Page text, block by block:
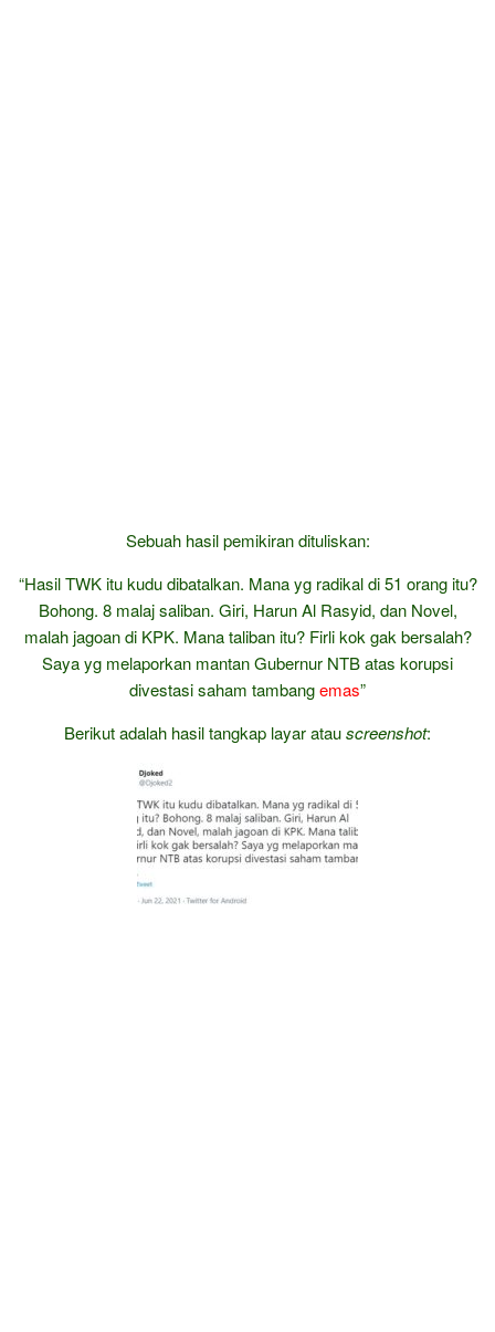
Sebuah hasil pemikiran dituliskan:
“Hasil TWK itu kudu dibatalkan. Mana yg radikal di 51 orang itu?
Bohong. 8 malaj saliban. Giri, Harun Al Rasyid, dan Novel,
malah jagoan di KPK. Mana taliban itu? Firli kok gak bersalah?
Saya yg melaporkan mantan Gubernur NTB atas korupsi
divestasi saham tambangemas”
Berikut adalah hasil tangkap layar atauscreenshot: